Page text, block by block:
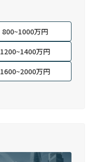
800~1000万円
1200~1400万円
1600~2000万円